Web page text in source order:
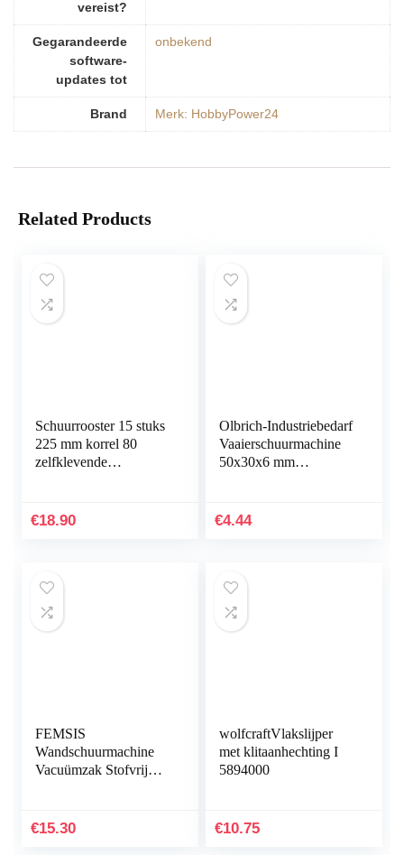
vereist?
Gegarandeerde
software-
updates tot
‎onbekend
Brand Merk: HobbyPower24
Related Products
Schuurrooster 15 stuks
225 mm korrel 80
zelfklevende
schuurpapier voor
€18.90
Olbrich-Industriebedarf
Vaaierschuurmachine
50x30x6 mm
1 stuk
€4.44
FEMSIS
Wandschuurmachine
Vacuümzak Stofvrij
Stofafscheider
€15.30
wolfcraftVlakslijper
met klitaanhechting I
5894000
€10.75